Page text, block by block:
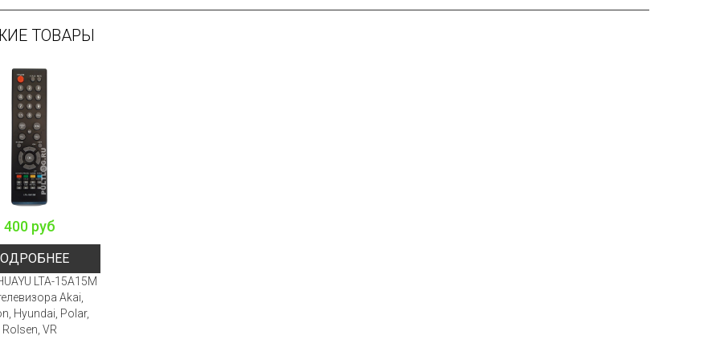
ТОВАРЫ
400 руб
LTA-15A15M
Akai,
Hyundai, Polar,
Rolsen, VR